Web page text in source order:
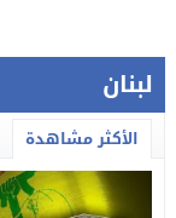
لبنان
الأكثر مشاهدة